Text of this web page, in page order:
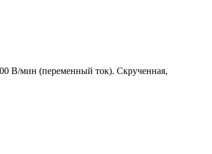
В/мин (переменный ток). Скрученная,